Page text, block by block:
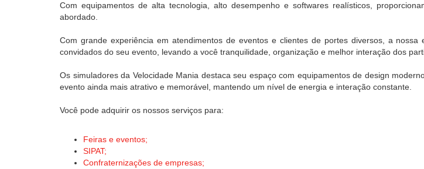
Com equipamentos de alta tecnologia, alto desempenho e softwares realísticos,
abordado.
Com grande experiência em atendimentos de eventos e clientes de portes diversos, a
convidados do seu evento, levando a você tranquilidade, organização e melhor interação dos
Os simuladores da Velocidade Mania destaca seu espaço com equipamentos de design
evento ainda mais atrativo e memorável, mantendo um nível de energia e interação constante.
Você pode adquirir os nossos serviços para:
Feiras e eventos;
SIPAT;
Confraternizações de empresas;